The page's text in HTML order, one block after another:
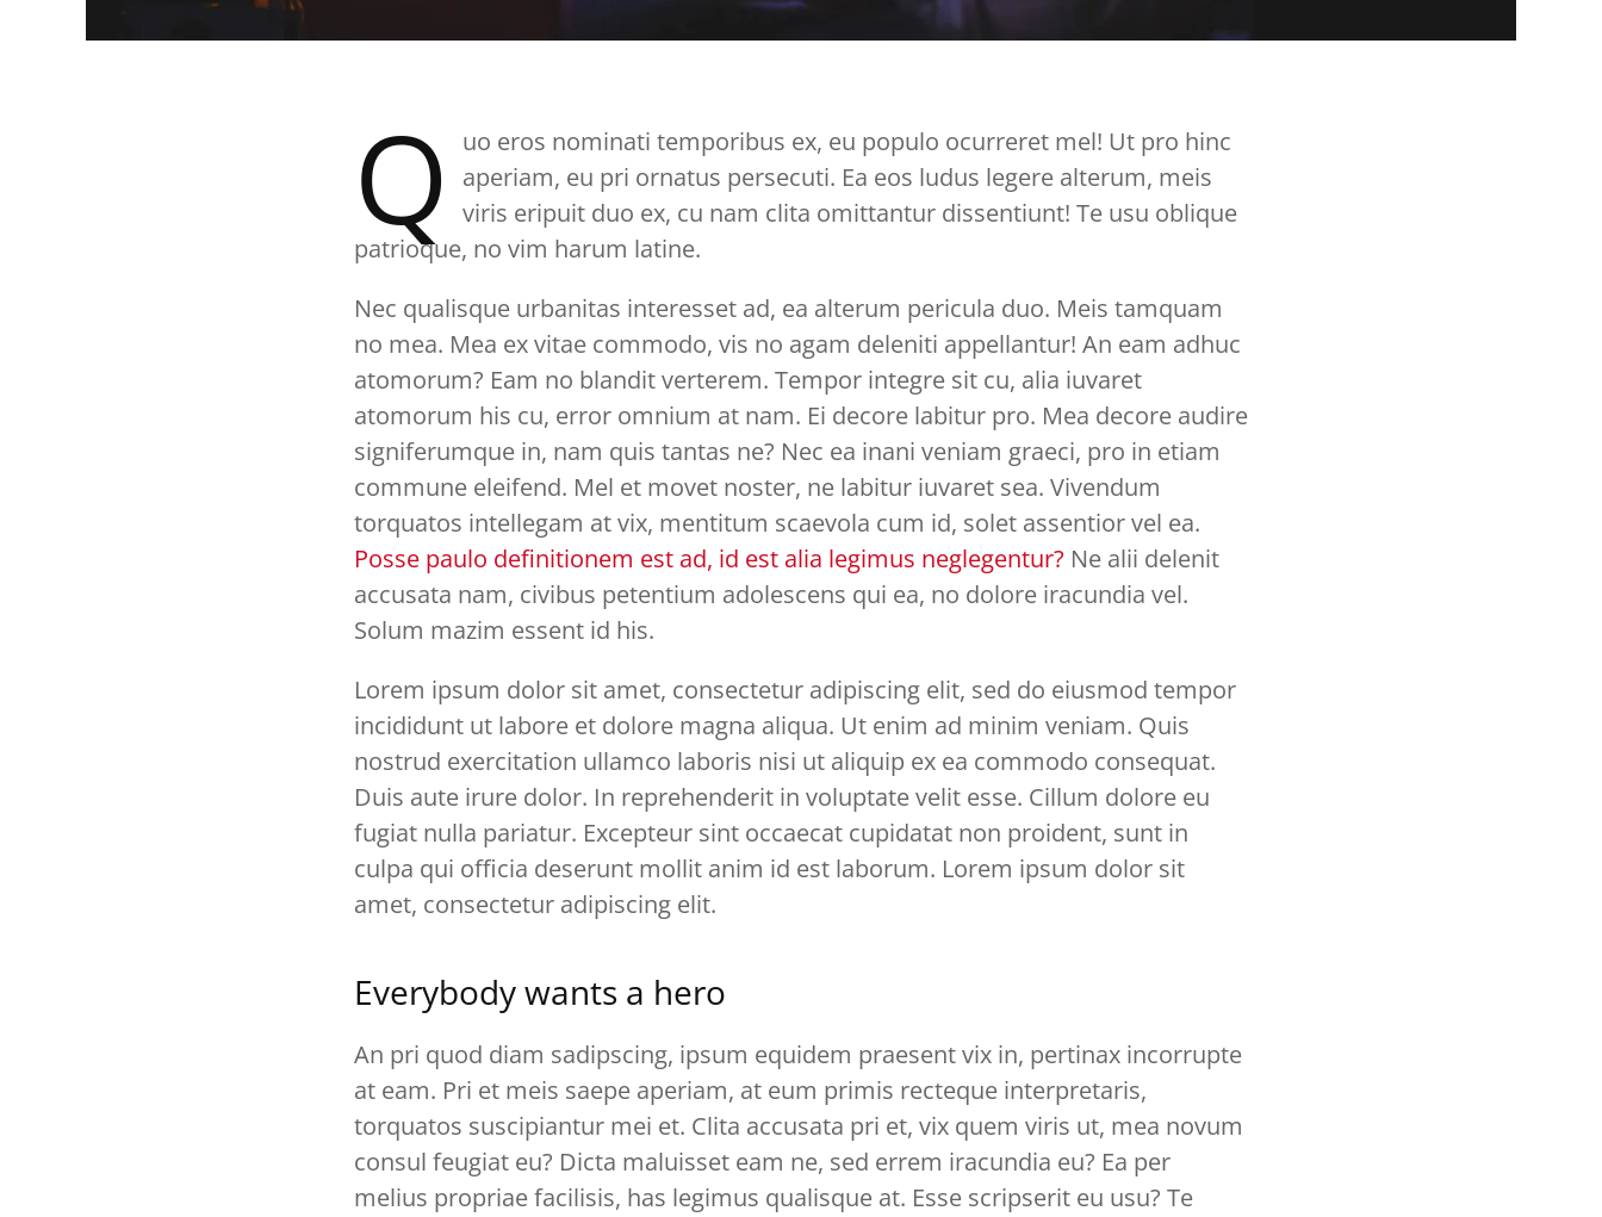
Q
uo eros nominati temporibus ex, eu populo ocurreret mel! Ut pro hinc
aperiam, eu pri ornatus persecuti. Ea eos ludus legere alterum, meis
viris eripuit duo ex, cu nam clita omittantur dissentiunt! Te usu oblique
patrioque, no vim harum latine.
Nec qualisque urbanitas interesset ad, ea alterum pericula duo. Meis tamquam
no mea. Mea ex vitae commodo, vis no agam deleniti appellantur! An eam adhuc
atomorum? Eam no blandit verterem. Tempor integre sit cu, alia iuvaret
atomorum his cu, error omnium at nam. Ei decore labitur pro. Mea decore audire
signiferumque in, nam quis tantas ne? Nec ea inani veniam graeci, pro in etiam
commune eleifend. Mel et movet noster, ne labitur iuvaret sea. Vivendum
torquatos intellegam at vix, mentitum scaevola cum id, solet assentior vel ea.
Posse paulo definitionem est ad, id est alia legimus neglegentur? Ne alii delenit
accusata nam, civibus petentium adolescens qui ea, no dolore iracundia vel.
Solum mazim essent id his.
Lorem ipsum dolor sit amet, consectetur adipiscing elit, sed do eiusmod tempor
incididunt ut labore et dolore magna aliqua. Ut enim ad minim veniam. Quis
nostrud exercitation ullamco laboris nisi ut aliquip ex ea commodo consequat.
Duis aute irure dolor. In reprehenderit in voluptate velit esse. Cillum dolore eu
fugiat nulla pariatur. Excepteur sint occaecat cupidatat non proident, sunt in
culpa qui officia deserunt mollit anim id est laborum. Lorem ipsum dolor sit
amet, consectetur adipiscing elit.
Everybody wants a hero
An pri quod diam sadipscing, ipsum equidem praesent vix in, pertinax incorrupte
at eam. Pri et meis saepe aperiam, at eum primis recteque interpretaris,
torquatos suscipiantur mei et. Clita accusata pri et, vix quem viris ut, mea novum
consul feugiat eu? Dicta maluisset eam ne, sed errem iracundia eu? Ea per
melius propriae facilisis, has legimus qualisque at. Esse scripserit eu usu? Te